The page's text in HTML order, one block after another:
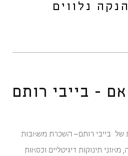
נלווים
- בייבי רותם
של בייבי רותם– השכרת משאבות
תינוקות דיגיטליים וכסאות